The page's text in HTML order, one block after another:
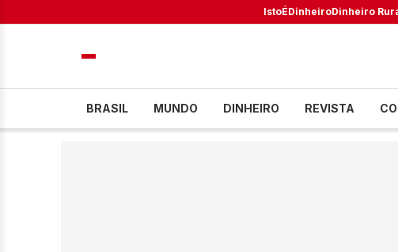
IstoÉDinheiroDinheiro
BRASIL MUNDO DINHEIRO REVISTA